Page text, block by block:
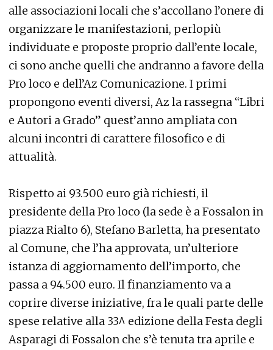
alle associazioni locali che s’accollano l’onere di
organizzare le manifestazioni, perlopiù
individuate e proposte proprio dall’ente locale,
ci sono anche quelli che andranno a favore della
Pro loco e dell’Az Comunicazione. I primi
propongono eventi diversi, Az la rassegna “Libri
e Autori a Grado” quest’anno ampliata con
alcuni incontri di carattere filosofico e di
attualità.
Rispetto ai 93.500 euro già richiesti, il
presidente della Pro loco (la sede è a Fossalon in
piazza Rialto 6), Stefano Barletta, ha presentato
al Comune, che l’ha approvata, un’ulteriore
istanza di aggiornamento dell’importo, che
passa a 94.500 euro. Il finanziamento va a
coprire diverse iniziative, fra le quali parte delle
spese relative alla 33^ edizione della Festa degli
Asparagi di Fossalon che s’è tenuta tra aprile e